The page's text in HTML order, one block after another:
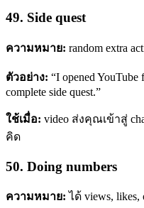
49. Side quest
ความหมาย: random extra
ตัวอย่าง: “I opened YouTube
complete side quest.”
ใช้เมื่อ: video ส่งคุณเข้าสู่
คิด
50. Doing numbers
ความหมาย: ได้ views,